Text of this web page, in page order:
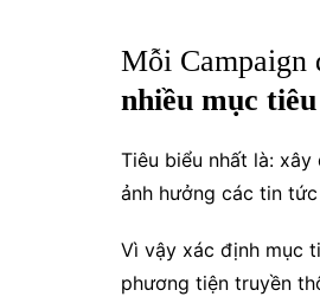
Mỗi Campaign
nhiều mục tiêu
Tiêu biểu nhất là:
ảnh hưởng các tin
Vì vậy xác định mục
phương tiện truyền